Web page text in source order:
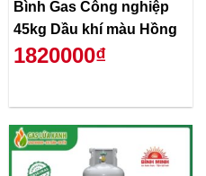
Bình Gas Công nghiệp
45kg Dầu khí màu Hồng
1820000₫